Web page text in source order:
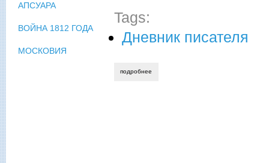
Tags:
Дневник писателя
подробнее
АПСУАРА
ВОЙНА 1812 ГОДА
МОСКОВИЯ